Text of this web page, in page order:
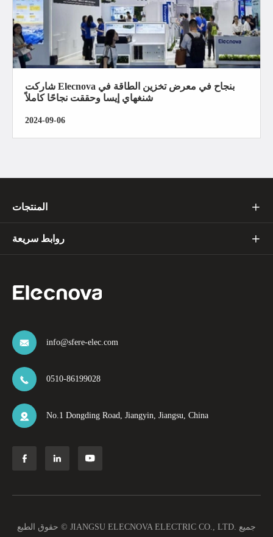
شاركت Elecnova بنجاح في معرض تخزين الطاقة في
شنغهاي إيسا وحققت نجاحًا كاملاً
2024-09-06
المنتجات 
روابط سريعة 
 info@sfere-elec.com
 0510-86199028
 No.1 Dongding Road, Jiangyin, Jiangsu, China
  
حقوق الطبع © JIANGSU ELECNOVA ELECTRIC CO., LTD.